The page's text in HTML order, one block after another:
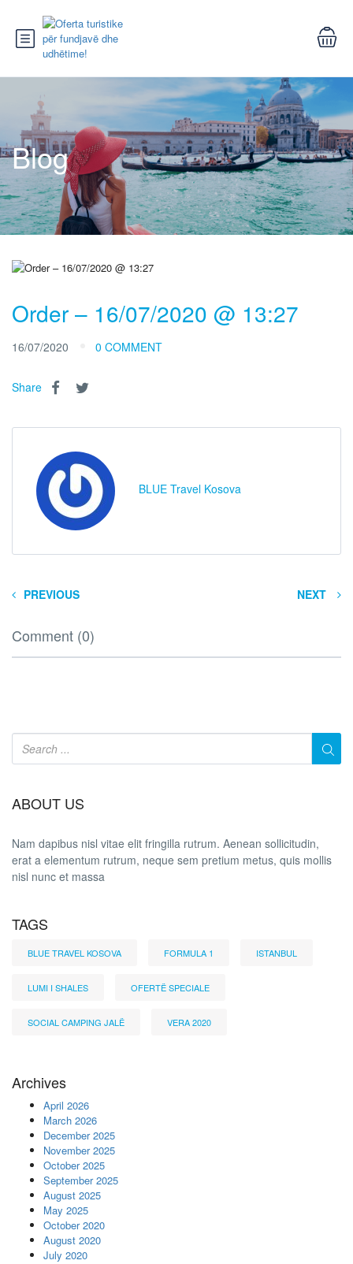
Blog
Order – 16/07/2020 @ 13:27
16/07/2020 0 COMMENT
Share
BLUE Travel Kosova
PREVIOUS NEXT
Comment (0)
ABOUT US
Nam dapibus nisl vitae elit fringilla rutrum. Aenean sollicitudin,
erat a elementum rutrum, neque sem pretium metus, quis mollis
nisl nunc et massa
TAGS
BLUE TRAVEL KOSOVA FORMULA 1 ISTANBUL
LUMI I SHALES OFERTË SPECIALE
SOCIAL CAMPING JALË VERA 2020
Archives
April 2026
March 2026
December 2025
November 2025
October 2025
September 2025
August 2025
May 2025
October 2020
August 2020
July 2020